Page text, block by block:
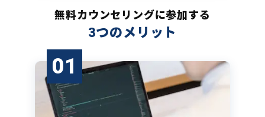
無料カウンセリングに参加する
3つのメリット
01